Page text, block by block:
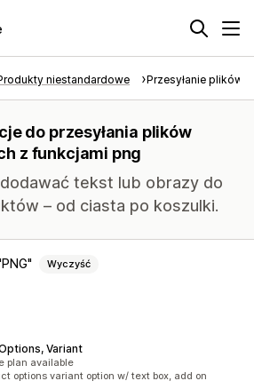
niestandardowe Przesyłanie plików
do przesyłania plików
z funkcjami png
tekst lub obrazy do
– od ciasta po koszulki.
PNG Wyczyść
Variant
2247
plan available
options variant option w/ text box, add on